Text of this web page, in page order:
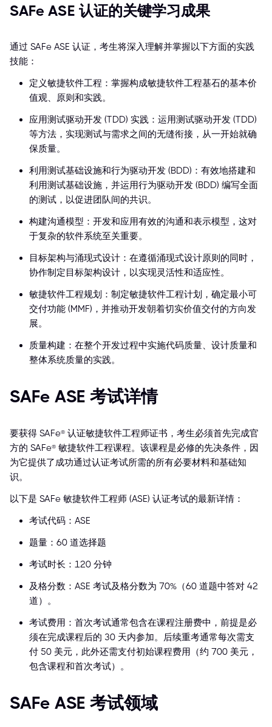
SAFe ASE 认证的关键学习成果
通过 SAFe ASE 认证，考生将深入理解并掌握以下方面的实践
技能：
定义敏捷软件工程：掌握构成敏捷软件工程基石的基本价
值观、原则和实践。
应用测试驱动开发 (TDD) 实践：运用测试驱动开发 (TDD)
等方法，实现测试与需求之间的无缝衔接，从一开始就确
保质量。
利用测试基础设施和行为驱动开发 (BDD)：有效地搭建和
利用测试基础设施，并运用行为驱动开发 (BDD) 编写全面
的测试，以促进团队间的共识。
构建沟通模型：开发和应用有效的沟通和表示模型，这对
于复杂的软件系统至关重要。
目标架构与涌现式设计：在遵循涌现式设计原则的同时，
协作制定目标架构设计，以实现灵活性和适应性。
敏捷软件工程规划：制定敏捷软件工程计划，确定最小可
交付功能 (MMF)，并推动开发朝着切实价值交付的方向发
展。
质量构建：在整个开发过程中实施代码质量、设计质量和
整体系统质量的实践。
SAFe ASE 考试详情
要获得 SAFe® 认证敏捷软件工程师证书，考生必须首先完成官
方的 SAFe® 敏捷软件工程课程。该课程是必修的先决条件，因
为它提供了成功通过认证考试所需的所有必要材料和基础知
识。
以下是 SAFe 敏捷软件工程师 (ASE) 认证考试的最新详情：
考试代码：ASE
题量：60 道选择题
考试时长：120 分钟
及格分数：ASE 考试及格分数为 70%（60 道题中答对 42
道）。
考试费用：首次考试通常包含在课程注册费中，前提是必
须在完成课程后的 30 天内参加。后续重考通常每次需支
付 50 美元，此外还需支付初始课程费用（约 700 美元，
包含课程和首次考试）。
SAFe ASE 考试领域